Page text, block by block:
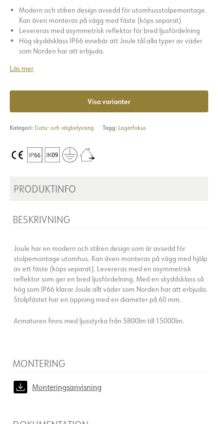
Modern och stilren design avsedd för utomhusstolpemontage.
Kan även monteras på vägg med fäste (köps separat)
Levereras med asymmetrisk reflektor för bred ljusfördelning
Hög skyddsklass IP66 innebär att Joule tål alla typer av väder
som Norden har att erbjuda.
Läs mer
Visa varianter
Kategori: Gatu- och vägbelysning Tagg: Lagerfokus
PRODUKTINFO
BESKRIVNING
Joule har en modern och stilren design som är avsedd för
stolpemontage utomhus. Kan även monteras på vägg med hjälp
av ett fäste (köps separat). Levereras med en asymmetrisk
reflektor som ger en bred ljusfördelning. Med en skyddsklass så
hög som IP66 klarar Joule allt väder som Norden har att erbjuda.
Stolpfästet har en öppning med en diameter på 60 mm.
Armaturen finns med ljusstyrka från 5800lm till 15000lm.
MONTERING
Monteringsanvisning